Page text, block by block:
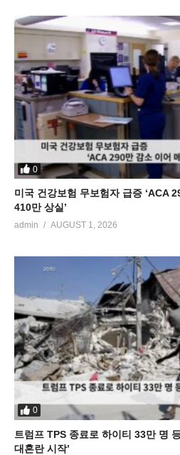
0
미국 건강보험 무보험자 급증 ‘ACA
410만 상실’
admin AUGUST 1, 2026
0
트럼프 TPS 종료로 하이티 33만 명
대혼란 시작’